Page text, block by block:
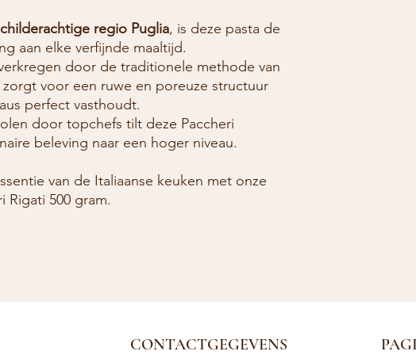
regio Puglia, is deze pasta de
aan elke verfijnde maaltijd.
door de traditionele methode van
zorgt voor een ruwe en poreuze structuur
perfect vasthoudt.
door topchefs tilt deze Paccheri
beleving naar een hoger niveau.
van de Italiaanse keuken met onze
Rigati 500 gram.
CONTACTGEGEVENS